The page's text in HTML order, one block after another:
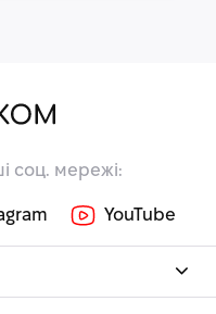
соц. мережі:
YouTube